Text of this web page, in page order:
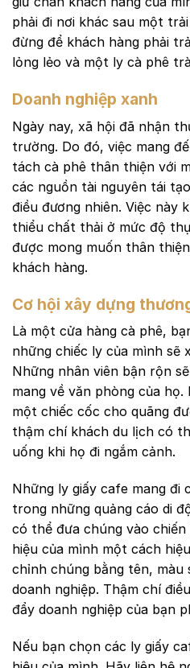
phải đi nơi khác sau một
đừng để khách hàng phải
lỏng lẻo và một ly cà phê
Doanh nghiệp xanh
Ngày nay, xã hội đã nhận
trường. Do đó, việc mang
tách cà phê thân thiện với
các nguồn tài nguyên tái
điều đương nhiên. Việc này
thiểu chất thải ở mức độ
được mong muốn thân
khách hàng.
Cơ hội xây dựng
Là một cửa hàng cà phê,
những chiếc ly của mình sẽ
Những nhân viên bận rộn
mang về văn phòng của
một chiếc cốc cho quãng
thậm chí khách du lịch có
uống khi họ đi ngắm cảnh.
Những ly giấy cafe mang đi
trong những quảng cáo di
có thể đưa chúng vào
hiệu của mình một cách
chỉnh chúng bằng tên, màu
doanh nghiệp. Thậm chí
đẩy doanh nghiệp của bạn
Nếu bạn chọn các ly giấy